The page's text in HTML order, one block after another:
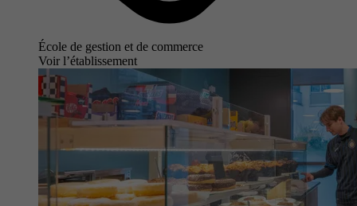
École de gestion et de commerce
Voir l’établissement